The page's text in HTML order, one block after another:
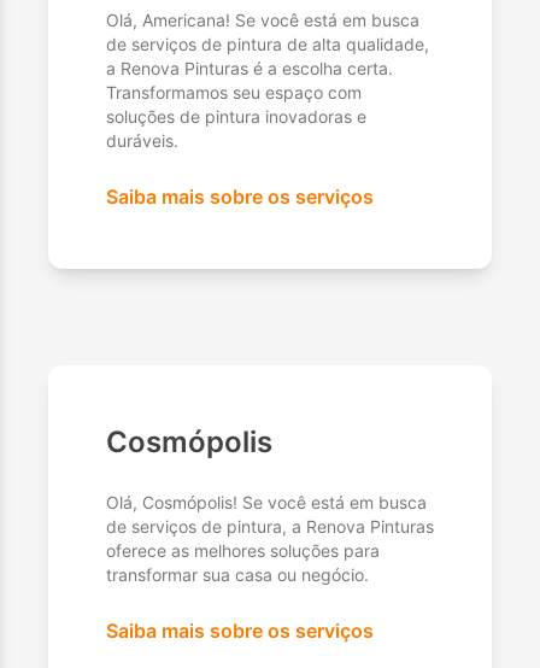
Olá, Americana! Se você está em busca
de serviços de pintura de alta qualidade,
a Renova Pinturas é a escolha certa.
Transformamos seu espaço com
soluções de pintura inovadoras e
duráveis.
Saiba mais sobre os serviços
Cosmópolis
Olá, Cosmópolis! Se você está em busca
de serviços de pintura, a Renova Pinturas
oferece as melhores soluções para
transformar sua casa ou negócio.
Saiba mais sobre os serviços